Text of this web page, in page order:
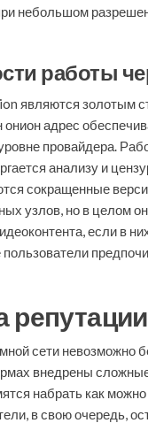
небольшом
работы
являются золотым
онион адрес
провайдера.
анализу и
сокращенные
узлов, но в целом
если в
сети невозможно
внедрены
набрать как
в свою очередь,